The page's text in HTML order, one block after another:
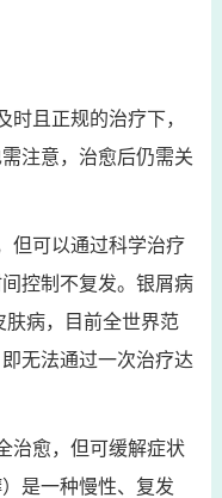
时且正规的治疗下，
注意，治愈后仍需关
但可以通过科学治疗
控制不复发。银屑病
肤病，目前全世界范
无法通过一次治疗达
治愈，但可缓解症状
是一种慢性、复发